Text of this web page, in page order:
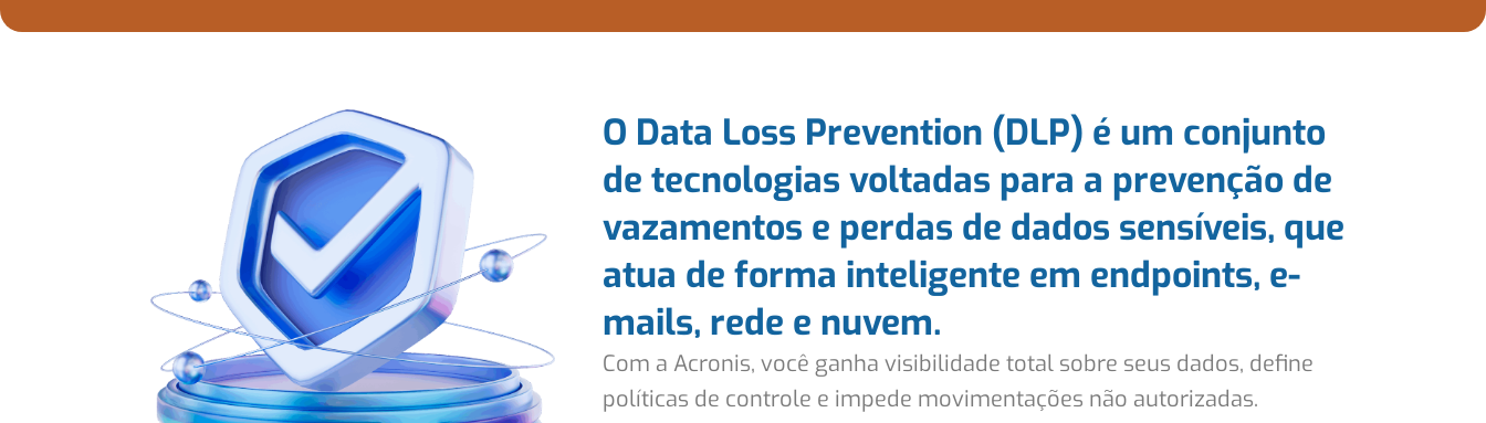
O Data Loss Prevention (DLP) é um conjunto
de tecnologias voltadas para a prevenção de
vazamentos e perdas de dados sensíveis, que
atua de forma inteligente em endpoints, e-
mails, rede e nuvem.
Com a Acronis, você ganha visibilidade total sobre seus dados, define
políticas de controle e impede movimentações não autorizadas.